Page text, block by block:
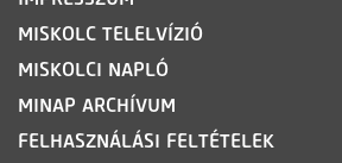
MISKOLC TELELVÍZIÓ
MISKOLCI NAPLÓ
MINAP ARCHÍVUM
FELHASZNÁLÁSI FELTÉTELEK